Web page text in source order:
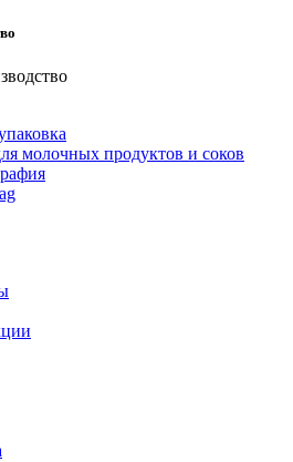
молочных продуктов и соков